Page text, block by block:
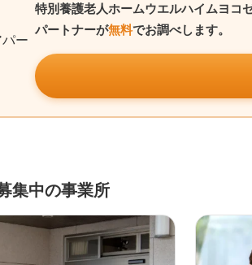
特別養護老人ホームウエルハイムヨコ
パートナーが無料でお調べします。
集中の事業所